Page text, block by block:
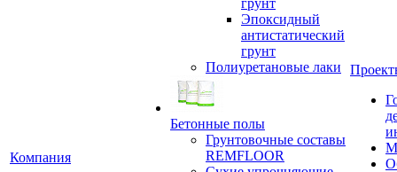
Компания
грунт
Эпоксидный
антистатический
грунт
Полиуретановые лаки
Бетонные полы
Грунтовочные составы
REMFLOOR